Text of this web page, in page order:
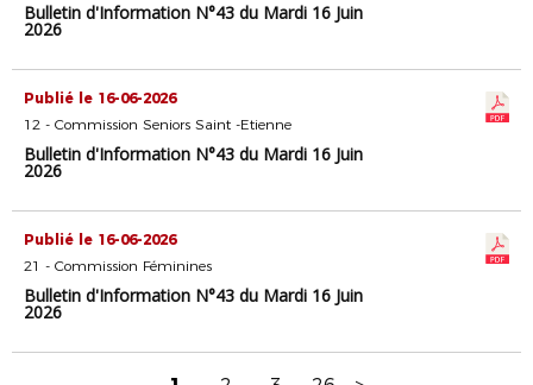
Bulletin d'Information N°43 du Mardi 16 Juin
2026
Publié le 16-06-2026
12 - Commission Seniors Saint -Etienne
Bulletin d'Information N°43 du Mardi 16 Juin
2026
Publié le 16-06-2026
21 - Commission Féminines
Bulletin d'Information N°43 du Mardi 16 Juin
2026